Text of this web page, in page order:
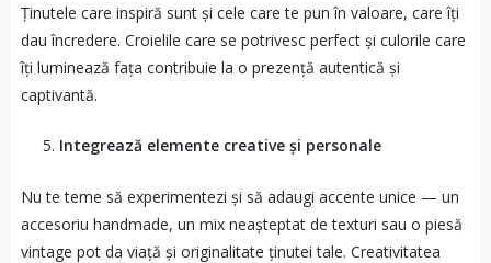
Ținutele care inspiră sunt și cele care te pun în valoare, care îți
dau încredere. Croielile care se potrivesc perfect și culorile care
îți luminează fața contribuie la o prezență autentică și
captivantă.
Integrează elemente creative și personale
Nu te teme să experimentezi și să adaugi accente unice — un
accesoriu handmade, un mix neașteptat de texturi sau o piesă
vintage pot da viață și originalitate ținutei tale. Creativitatea